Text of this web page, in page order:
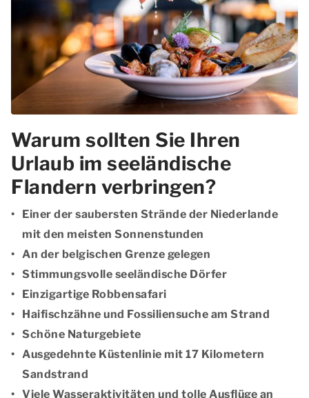
Warum sollten Sie Ihren
Urlaub im seeländische
Flandern verbringen?
Einer der saubersten Strände der Niederlande
mit den meisten Sonnenstunden
An der belgischen Grenze gelegen
Stimmungsvolle seeländische Dörfer
Einzigartige Robbensafari
Haifischzähne und Fossiliensuche am Strand
Schöne Naturgebiete
Ausgedehnte Küstenlinie mit 17 Kilometern
Sandstrand
Viele Wasseraktivitäten und tolle Ausflüge an